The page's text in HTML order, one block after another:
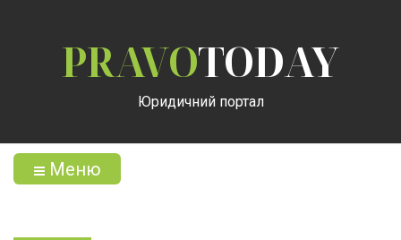
PRAVOTODAY
Юридичний портал
Меню